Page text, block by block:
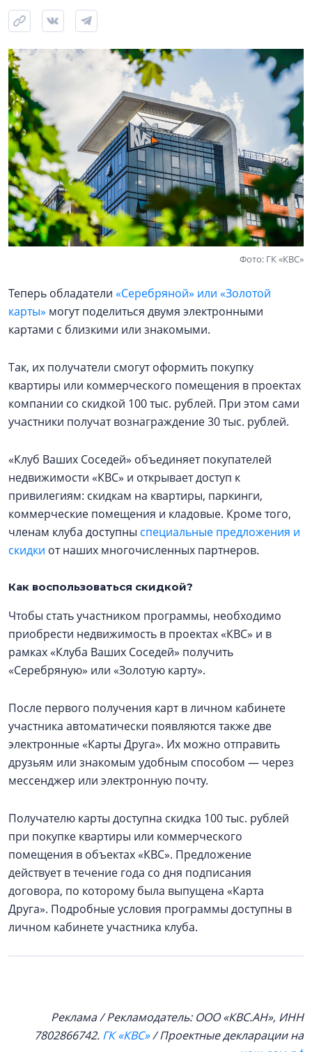
Фото: ГК «КВС»
Теперь обладатели «Серебряной» или «Золотой
карты» могут поделиться двумя электронными
картами с близкими или знакомыми.
Так, их получатели смогут оформить покупку
квартиры или коммерческого помещения в проектах
компании со скидкой 100 тыс. рублей. При этом сами
участники получат вознаграждение 30 тыс. рублей.
«Клуб Ваших Соседей» объединяет покупателей
недвижимости «КВС» и открывает доступ к
привилегиям: скидкам на квартиры, паркинги,
коммерческие помещения и кладовые. Кроме того,
членам клуба доступны специальные предложения и
скидки от наших многочисленных партнеров.
Как воспользоваться скидкой?
Чтобы стать участником программы, необходимо
приобрести недвижимость в проектах «КВС» и в
рамках «Клуба Ваших Соседей» получить
«Серебряную» или «Золотую карту».
После первого получения карт в личном кабинете
участника автоматически появляются также две
электронные «Карты Друга». Их можно отправить
друзьям или знакомым удобным способом — через
мессенджер или электронную почту.
Получателю карты доступна скидка 100 тыс. рублей
при покупке квартиры или коммерческого
помещения в объектах «КВС». Предложение
действует в течение года со дня подписания
договора, по которому была выпущена «Карта
Друга». Подробные условия программы доступны в
личном кабинете участника клуба.
Реклама / Рекламодатель: ООО «КВС.АН», ИНН
7802866742. ГК «КВС»/ Проектные декларации на